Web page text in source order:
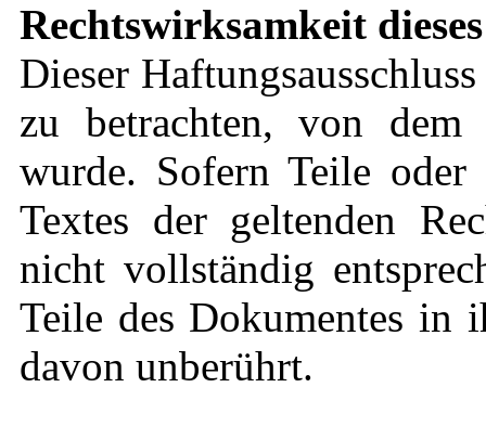
Rechtswirksamkeit
Dieser
zu betrachten, von dem
wurde. Sofern Teile oder
Textes der geltenden
nicht vollständig
Teile des Dokumentes
davon unberührt.